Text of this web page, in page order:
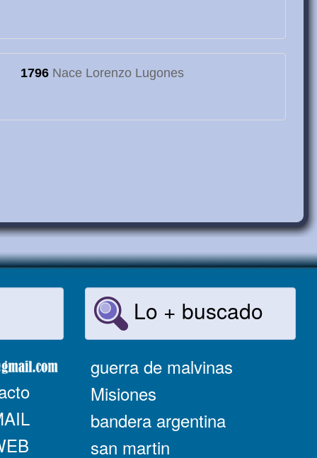
1796Nace Lorenzo Lugones
Lo + buscado
guerra de malvinas
Misiones
bandera argentina
san martin